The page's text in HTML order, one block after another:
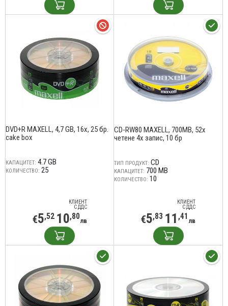
DVD+R MAXELL, 4,7 GB, 16x, 25 бр.
cake box
КАПАЦИТЕТ: 4.7 GB
КОЛИЧЕСТВО: 25
КЛИЕНТ
С ДДС
€5,52 10,80лв
CD-RW80 MAXELL, 700MB, 52x
четене 4x запис, 10 бр
ТИП ПРОДУКТ: CD
КАПАЦИТЕТ: 700 MB
КОЛИЧЕСТВО: 10
КЛИЕНТ
С ДДС
€5,83 11 ,41 лв